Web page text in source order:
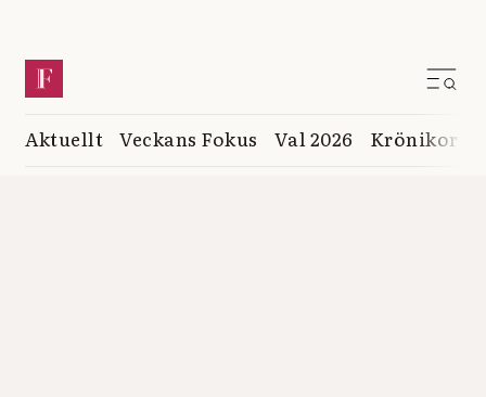
Aktuellt Veckans Fokus Val 2026 Krönikor